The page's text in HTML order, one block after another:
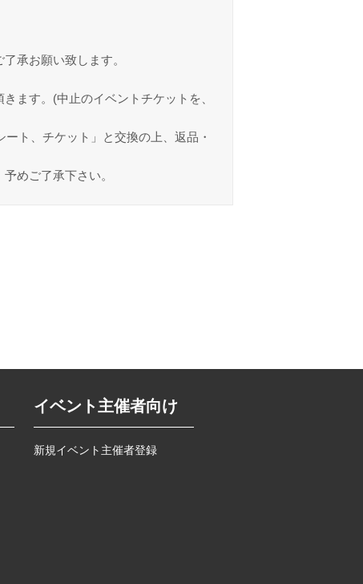
承お願い致します。
ます。(中止のイベントチケットを、
ト、チケット」と交換の上、返品・
めご了承下さい。
イベント主催者向け
新規イベント主催者登録